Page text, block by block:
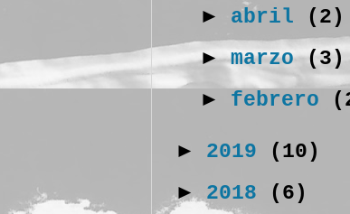
► abril (2)
►marzo(3)
► febrero
► 2019 (10)
► 2018 (6)